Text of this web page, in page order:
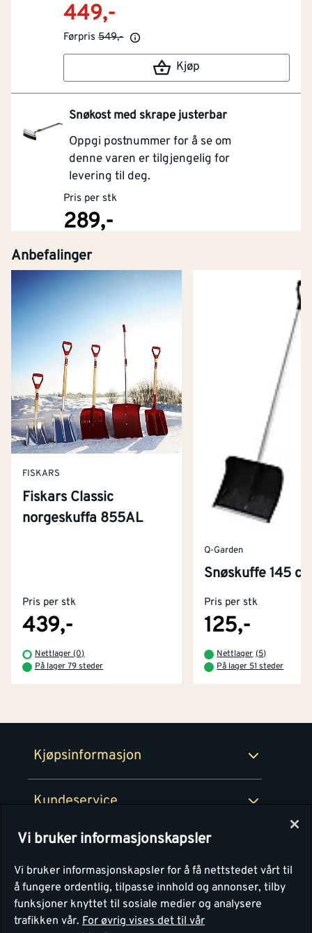
449,-
Førpris 549,-
Kjøp
Snøkost med skrape justerbar
Oppgi postnummer for å se om
denne varen er tilgjengelig for
levering til deg.
Pris per stk
289,-
Kjøp
Anbefalinger
FISKARS
Fiskars Classic
norgeskuffa 855AL
Pris per stk
439,-
Nettlager (0)
På lager 79 steder
Q-Garden
Snøskuffe 145
Pris per stk
125,-
Nettlager (5)
På lager 51 steder
Kjøpsinformasjon
Kjøpsbetingelser
Retur- og angrerettsskjema
Kundeservice
Tjenester
Montér Klubb
Montér
Byggevarehus og åpningstider
Prismatch
Personvern
Vi bruker informasjonskapsler
Vi bruker informasjonskapsler for å få nettstedet vårt til
å fungere ordentlig, tilpasse innhold og annonser, tilby
funksjoner knyttet til sosiale medier og analysere
trafikken vår. For øvrig vises det til vår